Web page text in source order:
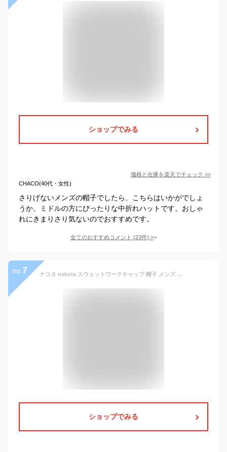
ショップでみる
価格と在庫を楽天でチェック >>
CHACO(40代・女性)
さりげないメンズの帽子でしたら、こちらはいかがでしょ
うか。ミドルの方にぴったりな中折れハットです。おしゃ
れにきまりさり気ないのでおすすめです。
全てのおすすめコメント (23件) >
no. 7 ナコタ nakota スウェットワークキャップ 帽子 メンズ レディース キャップ 大きいサイズ 深め UVカット 紫外線対策 無地 シンプル おしゃれ 日除け ワークキャップ
ショップでみる